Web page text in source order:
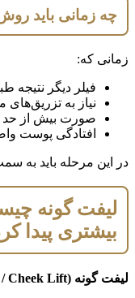
چه زمانی باید
زمانی که:
فیلر دیگر نتیجه
نیاز به تزریق‌های
صورت بیش از حد
افتادگی پوست
در این مرحله باید به
بیشتری پیدا
لیفت گونه (Midface Lift / Cheek Lift)